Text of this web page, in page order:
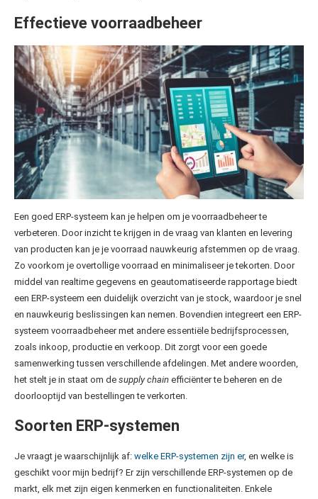
Effectieve voorraadbeheer
Een goed ERP-systeem kan je helpen om je voorraadbeheer te
verbeteren. Door inzicht te krijgen in de vraag van klanten en levering
van producten kan je je voorraad nauwkeurig afstemmen op de vraag.
Zo voorkom je overtollige voorraad en minimaliseer je tekorten. Door
middel van realtime gegevens en geautomatiseerde rapportage biedt
een ERP-systeem een duidelijk overzicht van je stock, waardoor je snel
en nauwkeurig beslissingen kan nemen. Bovendien integreert een ERP-
systeem voorraadbeheer met andere essentiële bedrijfsprocessen,
zoals inkoop, productie en verkoop. Dit zorgt voor een goede
samenwerking tussen verschillende afdelingen. Met andere woorden,
het stelt je in staat om de supply chain efficiënter te beheren en de
doorlooptijd van bestellingen te verkorten.
Soorten ERP-systemen
Je vraagt je waarschijnlijk af: welke ERP-systemen zijn er, en welke is
geschikt voor mijn bedrijf? Er zijn verschillende ERP-systemen op de
markt, elk met zijn eigen kenmerken en functionaliteiten. Enkele